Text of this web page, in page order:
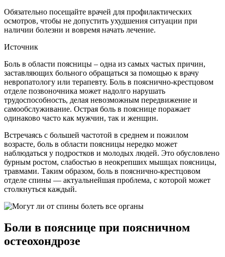
Обязательно посещайте врачей для профилактических
осмотров, чтобы не допустить ухудшения ситуации при
наличии болезни и вовремя начать лечение.
Источник
Боль в области поясницы – одна из самых частых причин,
заставляющих больного обращаться за помощью к врачу
невропатологу или терапевту. Боль в пояснично-крестцовом
отделе позвоночника может надолго нарушать
трудоспособность, делая невозможным передвижение и
самообслуживание. Острая боль в пояснице поражает
одинаково часто как мужчин, так и женщин.
Встречаясь с большей частотой в среднем и пожилом
возрасте, боль в области поясницы нередко может
наблюдаться у подростков и молодых людей. Это обусловлено
бурным ростом, слабостью в неокрепших мышцах поясницы,
травмами. Таким образом, боль в пояснично-крестцовом
отделе спины — актуальнейшая проблема, с которой может
столкнуться каждый.
Боли в пояснице при поясничном
остеохондрозе